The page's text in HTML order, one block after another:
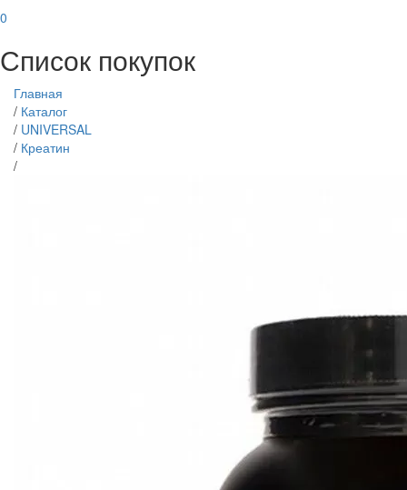
0
Список покупок
Главная
/ Каталог
/ UNIVERSAL
/ Креатин
/